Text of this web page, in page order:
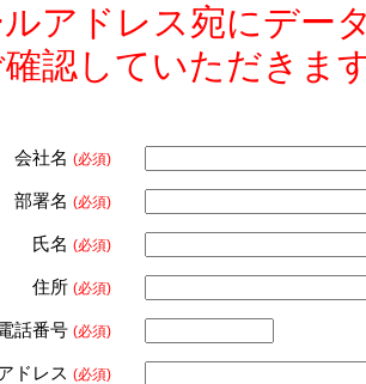
ルアドレス宛にデー
確認していただきま
会社名 (必須)
部署名 (必須)
氏名 (必須)
住所 (必須)
話番号 (必須)
ドレス (必須)